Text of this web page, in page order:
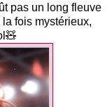
pas un long fleuve
fois mystérieux,